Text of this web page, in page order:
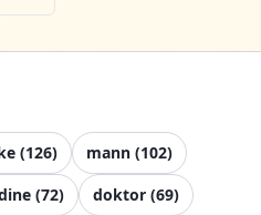
(126) mann (102)
(72) doktor (69)